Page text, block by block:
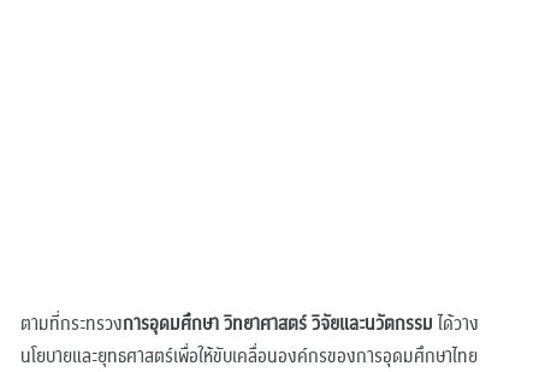
ตามที่กระทรวงการอุดมศึกษา วิทยาศาสตร์ วิจัยและนวัตกรรมได้วาง
นโยบายและยุทธศาสตร์เพื่อให้ขับเคลื่อนองค์กรของการอุดมศึกษาไทย